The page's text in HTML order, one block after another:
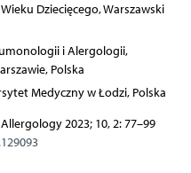
Dziecięcego, Warszawski
i Alergologii,
Polska
Medyczny w Łodzi, Polska
2023; 10, 2: 77–99